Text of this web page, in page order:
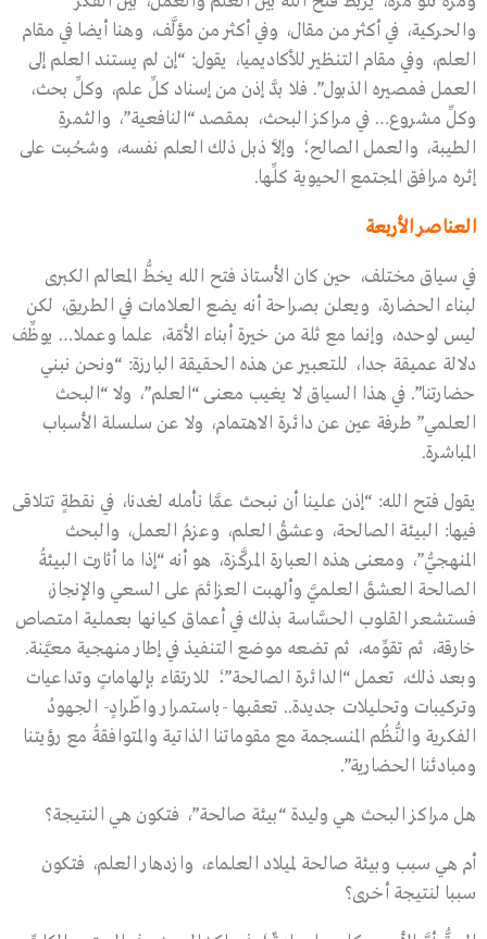
والحركية، في أكثر من مقال، وفي أكثر من مؤلَّف، وهنا أيضا في مقام
العلم، وفي مقام التنظير للأكاديميا، يقول: “إن لم يستند العلم إلى
العمل فمصيره الذبول”. فلا بدَّ إذن من إسناد كلِّ علم، وكلِّ بحث،
وكلِّ مشروع… في مراكز البحث، بمقصد “النافعية”، والثمرةِ
الطيبة، والعمل الصالح؛ وإلاَّ ذبل ذلك العلم نفسه، وشحُبت على
إثره مرافق المجتمع الحيوية كلِّها.
العناصر الأربعة
في سياق مختلف، حين كان الأستاذ فتح الله يخطُّ المعالم الكبرى
لبناء الحضارة، ويعلن بصراحة أنه يضع العلامات في الطريق، لكن
ليس لوحده، وإنما مع ثلة من خيرة أبناء الأمّة، علما وعملا… يوظِّف
دلالة عميقة جدا، للتعبير عن هذه الحقيقة البارزة: “ونحن نبني
حضارتنا”. في هذا السياق لا يغيب معنى “العلم”، ولا “البحث
العلمي” طرفة عين عن دائرة الاهتمام، ولا عن سلسلة الأسباب
المباشرة.
يقول فتح الله: “إذن علينا أن نبحث عمَّا نأمله لغدنا، في نقطةٍ تتلاقى
فيها: البيئة الصالحة، وعشقُ العلم، وعزمُ العمل، والبحث
المنهجيُّ”، ومعنى هذه العبارة المركَّزة، هو أنه “إذا ما أثارت البيئةُ
الصالحة العشقَ العلميَّ وألهبت العزائمَ على السعي والإنجاز،
فستشعر القلوب الحسَّاسة بذلك في أعماق كيانها بعملية امتصاص
خارقة، ثم تقوِّمه، ثم تضعه موضع التنفيذ في إطار منهجية معيَّنة.
وبعد ذلك، تعمل “الدائرة الصالحة”؛ للارتقاء بإلهاماتٍ وتداعيات
وتركيبات وتحليلات جديدة.. تعقبها -باستمرار واطّرادٍ- الجهودُ
الفكرية والنُّظُم المنسجمة مع مقوماتنا الذاتية والمتوافقةُ مع رؤيتنا
ومبادئنا الحضارية”.
هل مراكز البحث هي وليدة “بيئة صالحة”، فتكون هي النتيجة؟
أم هي سبب وبيئة صالحة لميلاد العلماء، وازدهار العلم، فتكون
سببا لنتيجة أخرى؟